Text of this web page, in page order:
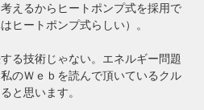
えるからヒートポンプ式を採用で
ヒートポンプ式らしい）。
る技術じゃない。エネルギー問題
のＷｅｂを読んで頂いているクル
と思います。